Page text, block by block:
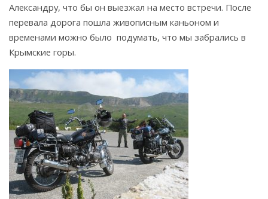
Александру, что бы он выезжал на место встречи. После
перевала дорога пошла живописным каньоном и
временами можно было подумать, что мы забрались в
Крымские горы.